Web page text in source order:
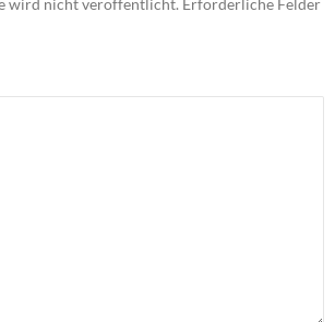
wird nicht veröffentlicht. Erforderliche Felder